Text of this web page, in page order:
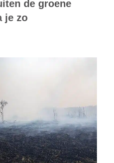
de groene
je zo